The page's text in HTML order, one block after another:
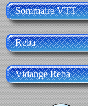
Sommaire VTT
Reba
Vidange Reba